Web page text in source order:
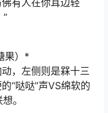
有人在你耳边轻
果）*
，左侧则是槑十三
“哒哒”声VS绵软的
。